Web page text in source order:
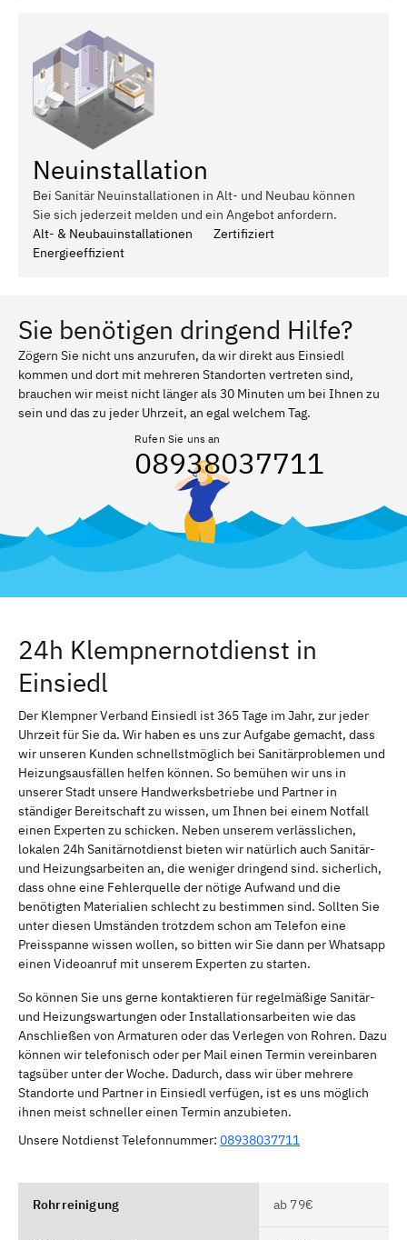
Neuinstallation
Bei Sanitär Neuinstallationen in Alt- und Neubau können
Sie sich jederzeit melden und ein Angebot anfordern.
Alt- & Neubauinstallationen
Zertifiziert
Energieeffizient
Sie benötigen dringend Hilfe?
Zögern Sie nicht uns anzurufen, da wir direkt aus Einsiedl
kommen und dort mit mehreren Standorten vertreten sind,
brauchen wir meist nicht länger als 30 Minuten um bei Ihnen zu
sein und das zu jeder Uhrzeit, an egal welchem Tag.
Rufen Sie uns an
08938037711
24h Klempnernotdienst in
Einsiedl
Der Klempner Verband Einsiedl ist 365 Tage im Jahr, zur jeder
Uhrzeit für Sie da. Wir haben es uns zur Aufgabe gemacht, dass
wir unseren Kunden schnellstmöglich bei Sanitärproblemen und
Heizungsausfällen helfen können. So bemühen wir uns in
unserer Stadt unsere Handwerksbetriebe und Partner in
ständiger Bereitschaft zu wissen, um Ihnen bei einem Notfall
einen Experten zu schicken. Neben unserem verlässlichen,
lokalen 24h Sanitärnotdienst bieten wir natürlich auch Sanitär-
und Heizungsarbeiten an, die weniger dringend sind. sicherlich,
dass ohne eine Fehlerquelle der nötige Aufwand und die
benötigten Materialien schlecht zu bestimmen sind. Sollten Sie
unter diesen Umständen trotzdem schon am Telefon eine
Preisspanne wissen wollen, so bitten wir Sie dann per Whatsapp
einen Videoanruf mit unserem Experten zu starten.
So können Sie uns gerne kontaktieren für regelmäßige Sanitär-
und Heizungswartungen oder Installationsarbeiten wie das
Anschließen von Armaturen oder das Verlegen von Rohren. Dazu
können wir telefonisch oder per Mail einen Termin vereinbaren
tagsüber unter der Woche. Dadurch, dass wir über mehrere
Standorte und Partner in Einsiedl verfügen, ist es uns möglich
ihnen meist schneller einen Termin anzubieten.
Unsere Notdienst Telefonnummer: 08938037711
Rohrreinigung ab 79€